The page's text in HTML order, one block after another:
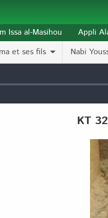
et ses fils Nabi
Issa al-Masihou Appli
KT